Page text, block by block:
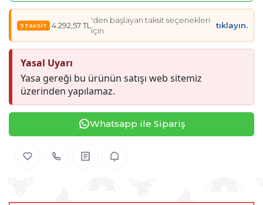
4.292,57 TL
'den başlayan taksit seçenekleri
için
tıklayın.
Yasal Uyarı
Yasa gereği bu ürünün satışı web sitemiz
üzerinden yapılamaz.
Whatsapp ile Sipariş